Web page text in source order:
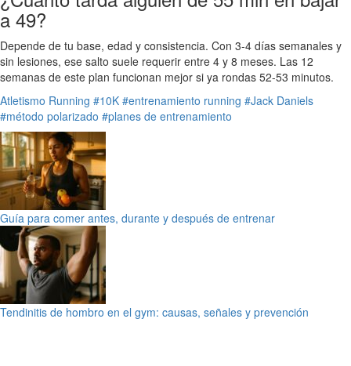
a 49?
Depende de tu base, edad y consistencia. Con 3-4 días semanales y
sin lesiones, ese salto suele requerir entre 4 y 8 meses. Las 12
semanas de este plan funcionan mejor si ya rondas 52-53 minutos.
Atletismo Running #10K #entrenamiento running #Jack Daniels
#método polarizado #planes de entrenamiento
Guía para comer antes, durante y después de entrenar
Tendinitis de hombro en el gym: causas, señales y prevención